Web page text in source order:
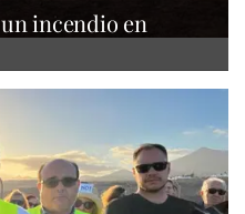
incendio en